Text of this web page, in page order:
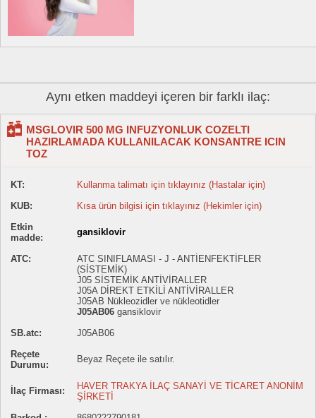
Aynı etken maddeyi içeren bir farklı ilaç:
MSGLOVIR 500 MG INFUZYONLUK COZELTI
HAZIRLAMADA KULLANILACAK KONSANTRE ICIN
TOZ
KT:
Kullanma talimatı için tıklayınız (Hastalar için)
KUB:
Kısa ürün bilgisi için tıklayınız (Hekimler için)
Etkin
madde:
gansiklovir
ATC:
ATC SINIFLAMASI - J - ANTİENFEKTİFLER
(SİSTEMİK)
J05 SİSTEMİK ANTİVİRALLER
J05A DİREKT ETKİLİ ANTİVİRALLER
J05AB Nükleozidler ve nükleotidler
J05AB06 gansiklovir
SB.atc:
J05AB06
Reçete
Durumu:
Beyaz Reçete ile satılır.
İlaç Firması:
HAVER TRAKYA İLAÇ SANAYİ VE TİCARET ANONİM
ŞİRKETİ